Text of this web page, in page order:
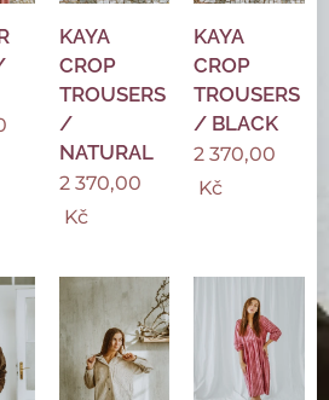
KAYA
CROP
TROUSERS
/
NATURAL
2 370,00
Kč
KAYA
CROP
TROUSERS
/ BLACK
2 370,00
Kč